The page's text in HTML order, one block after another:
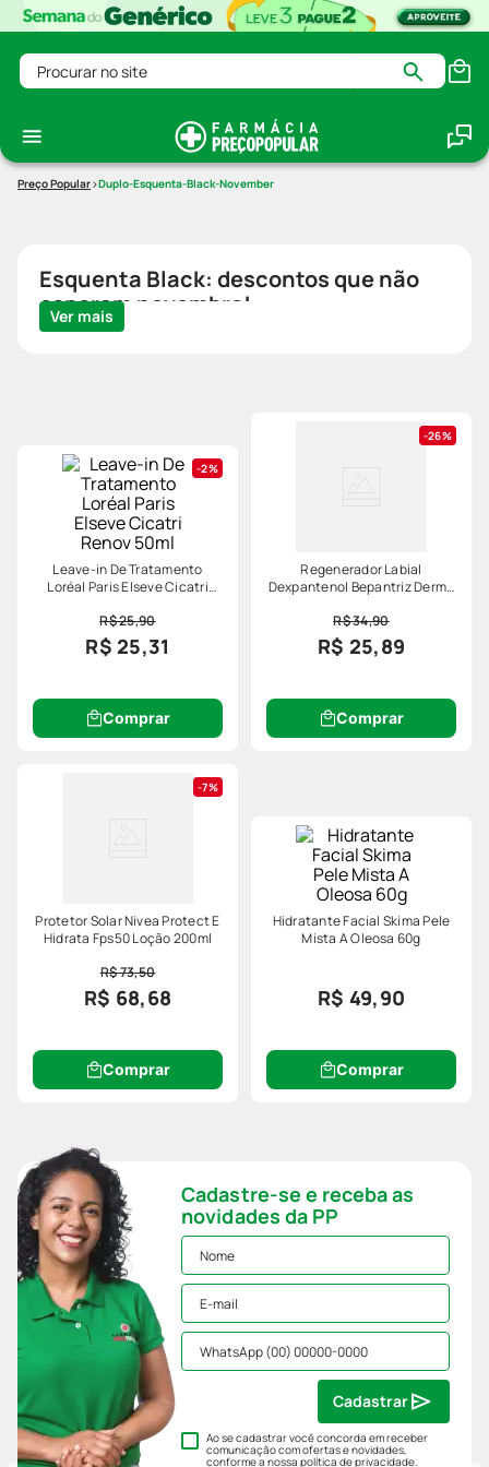
Procurar no site
Duplo-Esquenta-Black-November
Esquenta Black: descontos que não
esperam novembro!
Ver mais
2%
Leave-in De Tratamento
Loréal Paris Elseve Cicatri
R$ 25,90
R$ 25,31
Comprar
26%
Regenerador Labial
Dexpantenol Bepantriz Derma
R$ 34,90
R$ 25,89
Comprar
7%
Protetor Solar Nivea Protect E
Hidrata Fps50 Loção 200ml
R$ 73,50
R$ 68,68
Comprar
Hidratante Facial Skima Pele
Mista A Oleosa 60g
R$ 49,90
Comprar
Cadastre-se e receba as
novidades da PP
Ao se cadastrar você concorda em receber
comunicação com ofertas e novidades,
conforme a nossapolítica de privacidade.
Cadastrar